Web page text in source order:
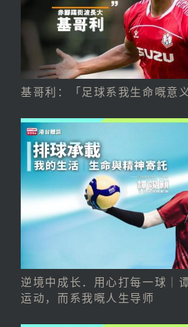
基哥利：「足球系我生命嘅意义
逆境中成长．用心打每一球｜
运动，而系我嘅人生导师